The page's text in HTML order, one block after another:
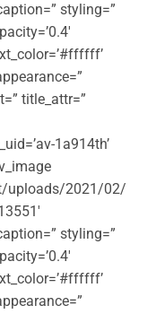
styling=”
title_attr=”
1a914th’
uploads/2021/02/
styling=”